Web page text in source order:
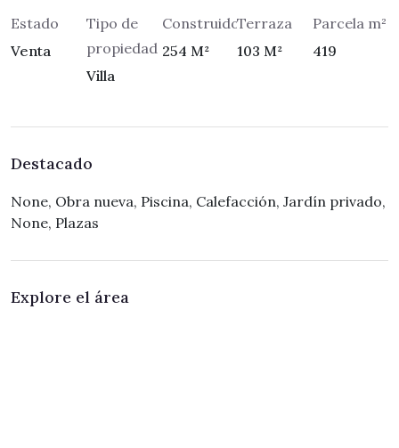
Estado
Venta
Tipo de
propiedad
Villa
Construidos
254 M²
Terraza
103 M²
Parcela m²
419
Destacado
None, Obra nueva, Piscina, Calefacción, Jardín privado,
None, Plazas
Explore el área